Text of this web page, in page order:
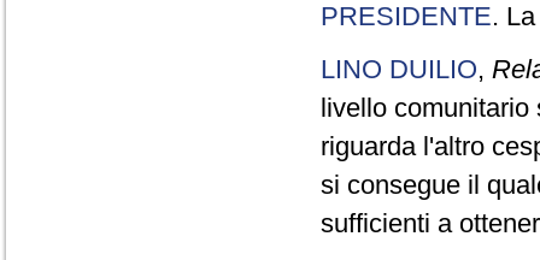
PRESIDENTE.
LINO DUILIO,
livello comunitario
riguarda l'altro
si consegue il
sufficienti a